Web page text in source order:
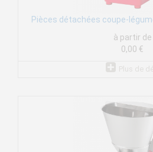
Pièces détachées coupe-
à partir de
0,00 €